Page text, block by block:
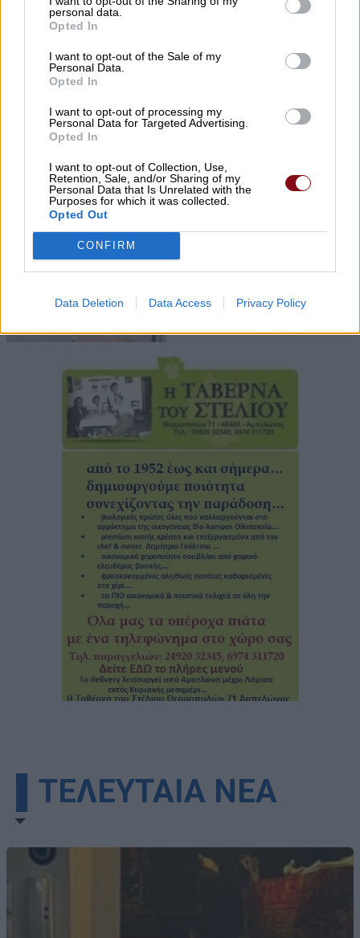
personal data.
Opted In
I want to opt-out of the Sale of my
Personal Data.
Opted In
I want to opt-out of processing my
Personal Data for Targeted Advertising.
Opted In
I want to opt-out of Collection, Use,
Retention, Sale, and/or Sharing of my
Personal Data that Is Unrelated with the
Purposes for which it was collected.
Opted Out
CONFIRM
Data Deletion Data Access Privacy Policy
Το κουμπί στο αυτοκίνητο που χρησιμοποιούν
μπορεί να κάνει μεγάλη διαφορά
▌ΤΕΛΕΥΤΑΙΑ ΝΕΑ